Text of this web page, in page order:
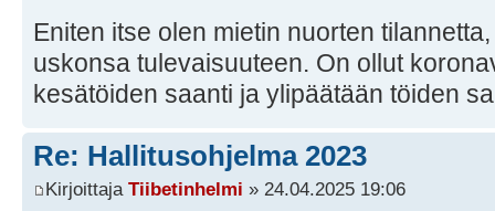
Eniten itse olen mietin nuorten
uskonsa tulevaisuuteen. On ollut
kesätöiden saanti ja ylipäätään töiden
Re: Hallitusohjelma 2023
Kirjoittaja Tiibetinhelmi » 24.04.2025 19:06